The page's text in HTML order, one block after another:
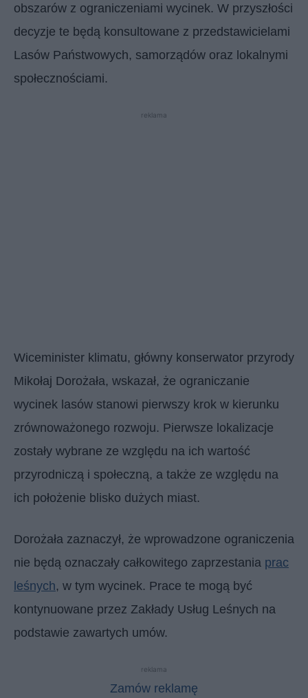
obszarów z ograniczeniami wycinek. W przyszłości
decyzje te będą konsultowane z przedstawicielami
Lasów Państwowych, samorządów oraz lokalnymi
społecznościami.
reklama
Wiceminister klimatu, główny konserwator przyrody
Mikołaj Dorożała, wskazał, że ograniczanie
wycinek lasów stanowi pierwszy krok w kierunku
zrównoważonego rozwoju. Pierwsze lokalizacje
zostały wybrane ze względu na ich wartość
przyrodniczą i społeczną, a także ze względu na
ich położenie blisko dużych miast.
Dorożała zaznaczył, że wprowadzone ograniczenia
nie będą oznaczały całkowitego zaprzestania prac
leśnych, w tym wycinek. Prace te mogą być
kontynuowane przez Zakłady Usług Leśnych na
podstawie zawartych umów.
reklama
Zamów reklamę